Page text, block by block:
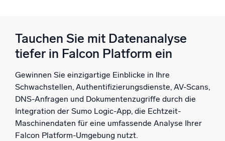
Tauchen Sie mit Datenanalyse
tiefer in Falcon Platform ein
Gewinnen Sie einzigartige Einblicke in Ihre
Schwachstellen, Authentifizierungsdienste, AV-Scans,
DNS-Anfragen und Dokumentenzugriffe durch die
Integration der Sumo Logic-App, die Echtzeit-
Maschinendaten für eine umfassende Analyse Ihrer
Falcon Platform-Umgebung nutzt.